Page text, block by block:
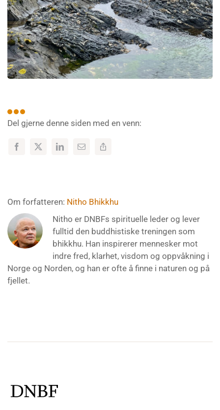
Del gjerne denne siden med en venn:
Om forfatteren: Nitho Bhikkhu
Nitho er DNBFs spirituelle leder og lever
fulltid den buddhistiske treningen som
bhikkhu. Han inspirerer mennesker mot
indre fred, klarhet, visdom og oppvåkning i
Norge og Norden, og han er ofte å finne i naturen og på
fjellet.